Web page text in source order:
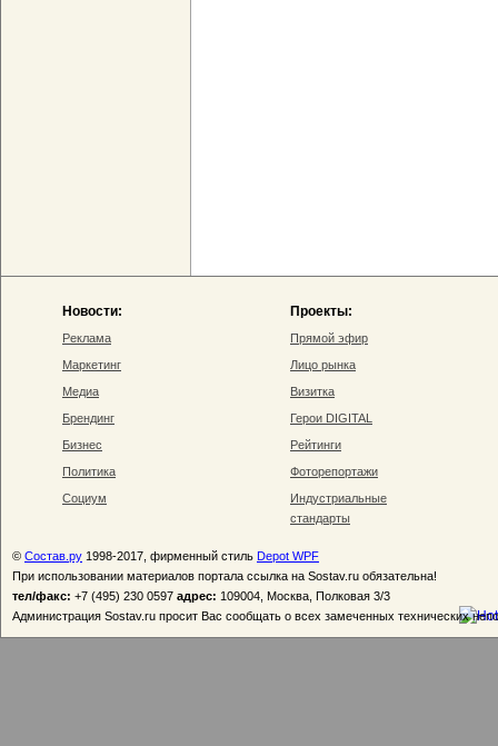
Новости:
Реклама
Маркетинг
Медиа
Брендинг
Бизнес
Политика
Социум
Проекты:
Прямой эфир
Лицо рынка
Визитка
Герои DIGITAL
Рейтинги
Фоторепортажи
Индустриальные
стандарты
© Состав.ру 1998-2017, фирменный стиль Depot WPF
При использовании материалов портала ссылка на Sostav.ru обязательна!
тел/факс: +7 (495) 230 0597 адрес: 109004, Москва, Полковая 3/3
Администрация Sostav.ru просит Вас сообщать о всех замеченных технических